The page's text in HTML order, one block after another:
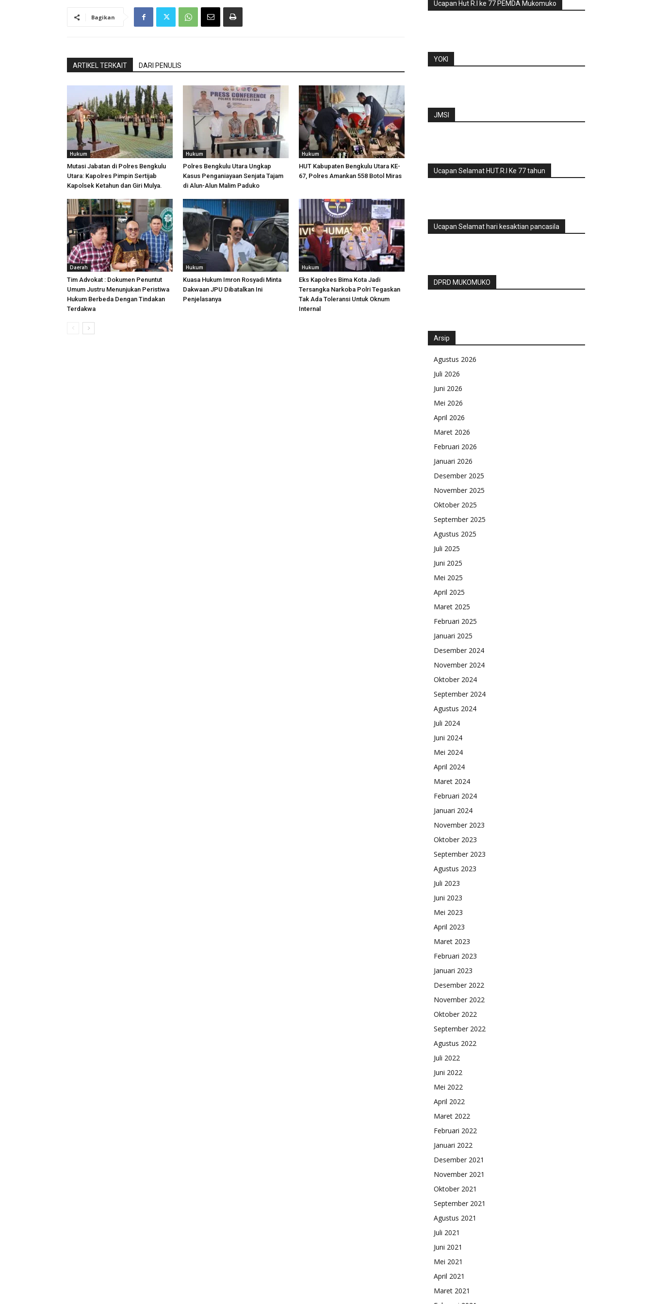
Bagikan
ARTIKEL TERKAIT DARI PENULIS
Hukum
Mutasi Jabatan di Polres Bengkulu
Utara: Kapolres Pimpin Sertijab
Kapolsek Ketahun dan Giri Mulya.
Hukum
Polres Bengkulu Utara Ungkap
Kasus Penganiayaan Senjata Tajam
di Alun-Alun Malim Paduko
Hukum
HUT Kabupaten Bengkulu Utara KE-
67, Polres Amankan 558 Botol Miras
Daerah
Tim Advokat : Dokumen Penuntut
Umum Justru Menunjukan Peristiwa
Hukum Berbeda Dengan Tindakan
Terdakwa
Hukum
Kuasa Hukum Imron Rosyadi Minta
Dakwaan JPU Dibatalkan Ini
Penjelasanya
Hukum
Eks Kapolres Bima Kota Jadi
Tersangka Narkoba Polri Tegaskan
Tak Ada Toleransi Untuk Oknum
Internal
Ucapan Hut R.I ke 77 PEMDA Mukomuko
YOKI
JMSI
Ucapan Selamat HUT.R.I Ke 77 tahun
Ucapan Selamat hari kesaktian pancasila
DPRD MUKOMUKO
Arsip
Agustus 2026
Juli 2026
Juni 2026
Mei 2026
April 2026
Maret 2026
Februari 2026
Januari 2026
Desember 2025
November 2025
Oktober 2025
September 2025
Agustus 2025
Juli 2025
Juni 2025
Mei 2025
April 2025
Maret 2025
Februari 2025
Januari 2025
Desember 2024
November 2024
Oktober 2024
September 2024
Agustus 2024
Juli 2024
Juni 2024
Mei 2024
April 2024
Maret 2024
Februari 2024
Januari 2024
November 2023
Oktober 2023
September 2023
Agustus 2023
Juli 2023
Juni 2023
Mei 2023
April 2023
Maret 2023
Februari 2023
Januari 2023
Desember 2022
November 2022
Oktober 2022
September 2022
Agustus 2022
Juli 2022
Juni 2022
Mei 2022
April 2022
Maret 2022
Februari 2022
Januari 2022
Desember 2021
November 2021
Oktober 2021
September 2021
Agustus 2021
Juli 2021
Juni 2021
Mei 2021
April 2021
Maret 2021